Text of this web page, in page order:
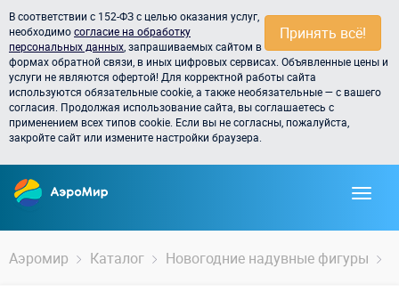
Принять всё!
В соответствии с 152-ФЗ с целью оказания услуг,
необходимосогласие на обработку
персональных данных , запрашиваемых сайтом в
формах обратной связи, в иных цифровых сервисах. Объявленные цены и
услуги не являются офертой! Для корректной работы сайта
используются обязательные cookie, а также необязательные — с вашего
согласия. Продолжая использование сайта, вы соглашаетесь с
применением всех типов cookie. Если вы не согласны, пожалуйста,
закройте сайт или измените настройки браузера.
Аэромир Каталог Новогодние надувные фигуры